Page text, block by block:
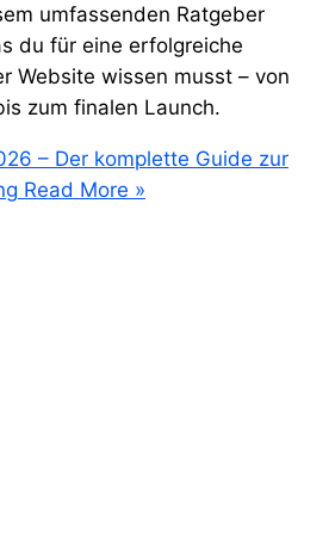
umfassenden Ratgeber
du für eine erfolgreiche
Website wissen musst – von
zum finalen Launch.
– Der komplette Guide zur
Read More »